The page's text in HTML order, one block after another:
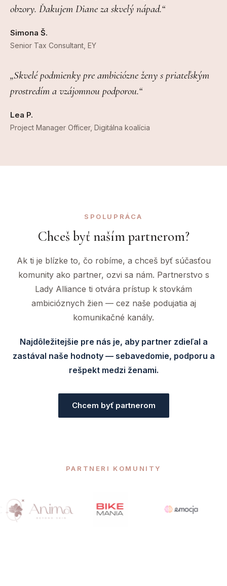
obzory. Ďakujem Diane za skvelý nápad.“
Simona Š.
Senior Tax Consultant, EY
„Skvelé podmienky pre ambiciózne ženy s priateľským
prostredím a vzájomnou podporou.“
Lea P.
Project Manager Officer, Digitálna koalícia
SPOLUPRÁCA
Chceš byť naším partnerom?
Ak ti je blízke to, čo robíme, a chceš byť súčasťou
komunity ako partner, ozvi sa nám. Partnerstvo s
Lady Alliance ti otvára prístup k stovkám
ambicióznych žien — cez naše podujatia aj
komunikačné kanály.
Najdôležitejšie pre nás je, aby partner zdieľal a
zastával naše hodnoty — sebavedomie, podporu a
rešpekt medzi ženami.
Chcem byť partnerom
PARTNERI KOMUNITY